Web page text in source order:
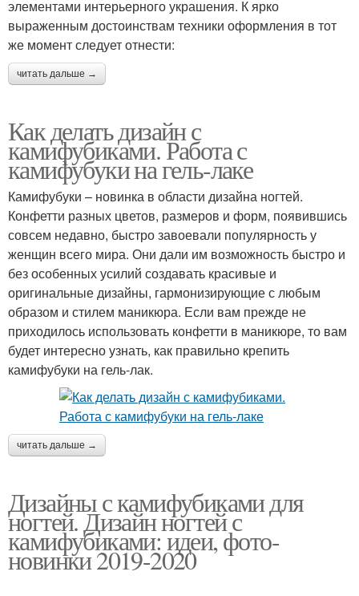
элементами интерьерного украшения. К ярко
выраженным достоинствам техники оформления в тот
же момент следует отнести:
читать дальше →
Как делать дизайн с
камифубиками. Работа с
камифубуки на гель-лаке
Камифубуки – новинка в области дизайна ногтей.
Конфетти разных цветов, размеров и форм, появившись
совсем недавно, быстро завоевали популярность у
женщин всего мира. Они дали им возможность быстро и
без особенных усилий создавать красивые и
оригинальные дизайны, гармонизирующие с любым
образом и стилем маникюра. Если вам прежде не
приходилось использовать конфетти в маникюре, то вам
будет интересно узнать, как правильно крепить
камифубуки на гель-лак.
читать дальше →
Дизайны с камифубиками для
ногтей. Дизайн ногтей с
камифубиками: идеи, фото-
новинки 2019-2020